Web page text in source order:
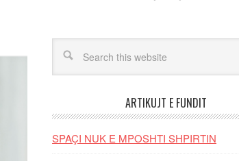
ARTIKUJT E FUNDIT
SPAÇI NUK E MPOSHTI SHPIRTIN